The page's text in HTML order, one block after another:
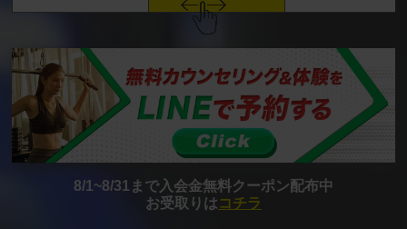
8/1~8/31まで入会金無料クーポン配布中
お受取りはコチラ